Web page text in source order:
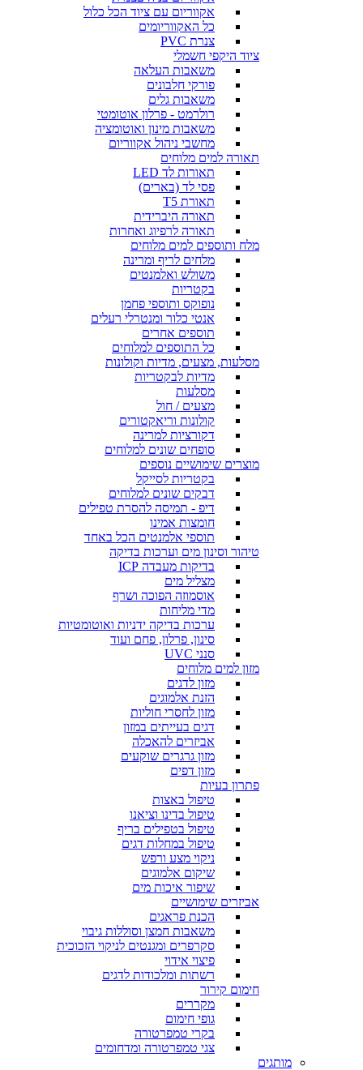
אקווריום עם ציוד הכל כלול
כל האקווריומים
צנרת PVC
ציוד היקפי חשמלי
משאבות העלאה
פורקי חלבונים
משאבות גלים
רולרמט - פרלון אוטומטי
משאבות מינון ואוטומציה
מחשבי ניהול אקווריום
תאורה למים מלוחים
תאורות לד LED
פסי לד (בארים)
תאורת T5
תאורה היברידית
תאורה לרפיוג ואחרות
מלח ותוספים למים מלוחים
מלחים לריף ומרינה
משולש ואלמנטים
בקטריות
נופוקס ותוספי פחמן
אנטי כלור ומנטרלי רעלים
תוספים אחרים
כל התוספים למלוחים
מסלעות, מצעים, מדיות וקולונות
מדיות לבקטריות
מסלעות
מצעים / חול
קולונות וריאקטורים
דקורציות למרינה
סופחים שונים למלוחים
מוצרים שימושיים נוספים
בקטריות לסייקל
דבקים שונים למלוחים
דיפ - תמיסה להסרת טפילים
חומצות אמינו
תוספי אלמנטים הכל באחד
טיהור וסינון מים וערכות בדיקה
בדיקות מעבדה ICP
מצליל מים
אוסמוזה הפוכה ושרף
מדי מליחות
ערכות בדיקה ידניות ואוטומטיות
סינון, פרלון, פחם ועוד
סנני UVC
מזון למים מלוחים
מזון לדגים
הזנת אלמוגים
מזון לחסרי חוליות
דגים בעייתים במזון
אביזרים להאכלה
מזון גרגרים שוקעים
מזון דפים
פתרון בעיות
טיפול באצות
טיפול בדינו וציאנו
טיפול בטפילים בריף
טיפול במחלות דגים
ניקוי מצע ורפש
שיקום אלמוגים
שיפור איכות מים
אביזרים שימושיים
הכנת פראגים
משאבות חמצן וסוללות גיבוי
סקרפרים ומגנטים לניקוי הזכוכית
פיצוי אידוי
רשתות ומלכודות לדגים
חימום קירור
מקררים
גופי חימום
בקרי טמפרטורה
צגי טמפרטורה ומדחומים
מותגים